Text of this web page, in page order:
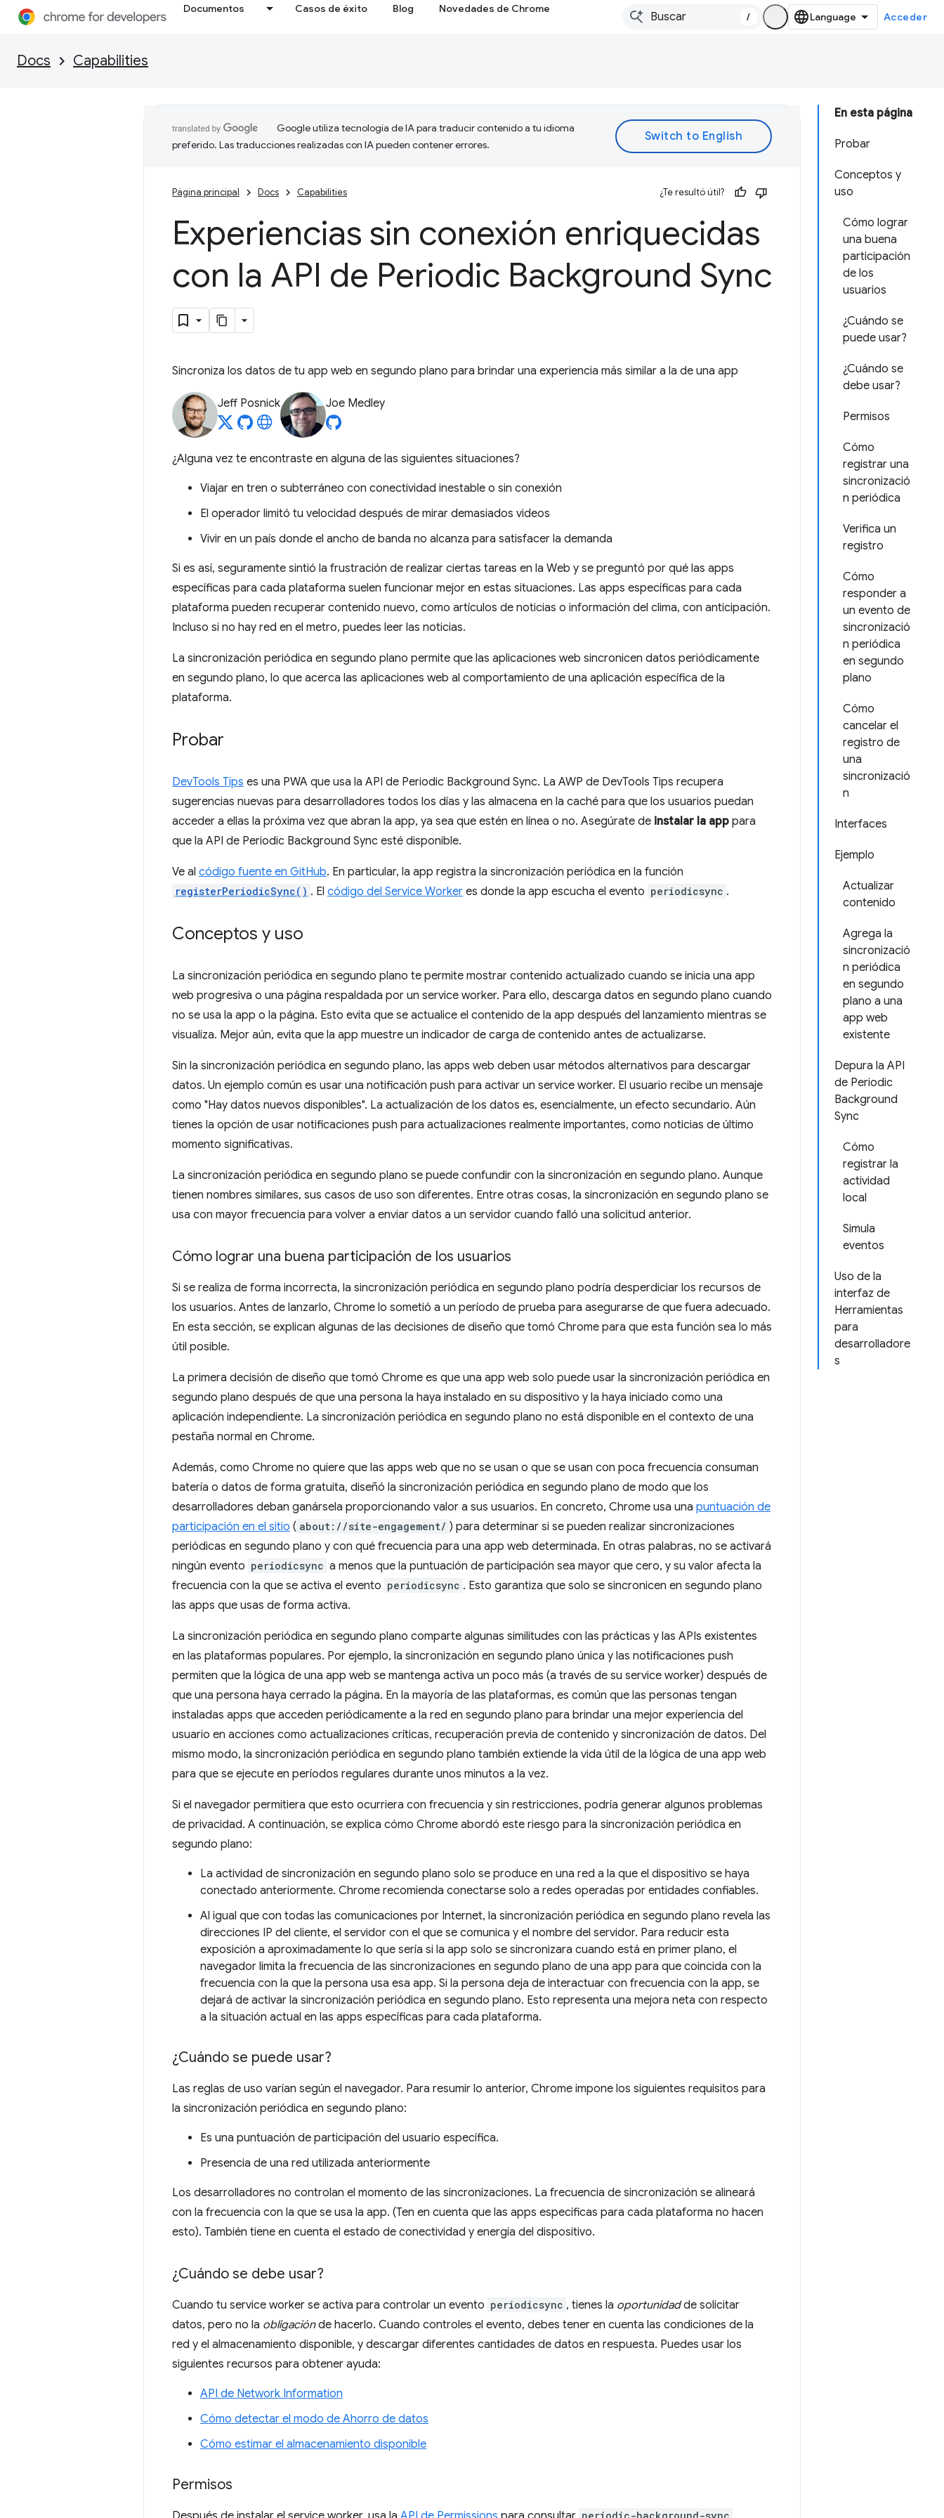
Documentos Casos de éxito Blog Novedades de Chrome
/ Acceder
Docs Capabilities
En esta página
Probar
Conceptos y
uso
Cómo lograr
una buena
participación
de los
usuarios
¿Cuándo se
puede usar?
¿Cuándo se
debe usar?
Permisos
Cómo
registrar una
sincronizació
n periódica
Verifica un
registro
Cómo
responder a
un evento de
sincronizació
n periódica
en segundo
plano
Cómo
cancelar el
registro de
una
sincronizació
n
Interfaces
Ejemplo
Actualizar
contenido
Agrega la
sincronizació
n periódica
en segundo
plano a una
app web
existente
Depura la API
de Periodic
Background
Sync
Cómo
registrar la
actividad
local
Simula
eventos
Uso de la
interfaz de
Herramientas
para
desarrolladore
s
Google utiliza tecnología de IA para traducir contenido a tu idioma
preferido. Las traducciones realizadas con IA pueden contener errores.
Página principal Docs Capabilities ¿Te resultó útil?
Experiencias sin conexión enriquecidas
con la API de Periodic Background Sync
Sincroniza los datos de tu app web en segundo plano para brindar una experiencia más similar a la de una app
Jeff Posnick Joe Medley
¿Alguna vez te encontraste en alguna de las siguientes situaciones?
Viajar en tren o subterráneo con conectividad inestable o sin conexión
El operador limitó tu velocidad después de mirar demasiados videos
Vivir en un país donde el ancho de banda no alcanza para satisfacer la demanda
Si es así, seguramente sintió la frustración de realizar ciertas tareas en la Web y se preguntó por qué las apps
específicas para cada plataforma suelen funcionar mejor en estas situaciones. Las apps específicas para cada
plataforma pueden recuperar contenido nuevo, como artículos de noticias o información del clima, con anticipación.
Incluso si no hay red en el metro, puedes leer las noticias.
La sincronización periódica en segundo plano permite que las aplicaciones web sincronicen datos periódicamente
en segundo plano, lo que acerca las aplicaciones web al comportamiento de una aplicación específica de la
plataforma.
Probar
DevTools Tips es una PWA que usa la API de Periodic Background Sync. La AWP de DevTools Tips recupera
sugerencias nuevas para desarrolladores todos los días y las almacena en la caché para que los usuarios puedan
acceder a ellas la próxima vez que abran la app, ya sea que estén en línea o no. Asegúrate de instalar la app para
que la API de Periodic Background Sync esté disponible.
Ve al código fuente en GitHub. En particular, la app registra la sincronización periódica en la función
registerPeriodicSync() . El código del Service Worker es donde la app escucha el evento periodicsync .
Conceptos y uso
La sincronización periódica en segundo plano te permite mostrar contenido actualizado cuando se inicia una app
web progresiva o una página respaldada por un service worker. Para ello, descarga datos en segundo plano cuando
no se usa la app o la página. Esto evita que se actualice el contenido de la app después del lanzamiento mientras se
visualiza. Mejor aún, evita que la app muestre un indicador de carga de contenido antes de actualizarse.
Sin la sincronización periódica en segundo plano, las apps web deben usar métodos alternativos para descargar
datos. Un ejemplo común es usar una notificación push para activar un service worker. El usuario recibe un mensaje
como "Hay datos nuevos disponibles". La actualización de los datos es, esencialmente, un efecto secundario. Aún
tienes la opción de usar notificaciones push para actualizaciones realmente importantes, como noticias de último
momento significativas.
La sincronización periódica en segundo plano se puede confundir con la sincronización en segundo plano. Aunque
tienen nombres similares, sus casos de uso son diferentes. Entre otras cosas, la sincronización en segundo plano se
usa con mayor frecuencia para volver a enviar datos a un servidor cuando falló una solicitud anterior.
Cómo lograr una buena participación de los usuarios
Si se realiza de forma incorrecta, la sincronización periódica en segundo plano podría desperdiciar los recursos de
los usuarios. Antes de lanzarlo, Chrome lo sometió a un período de prueba para asegurarse de que fuera adecuado.
En esta sección, se explican algunas de las decisiones de diseño que tomó Chrome para que esta función sea lo más
útil posible.
La primera decisión de diseño que tomó Chrome es que una app web solo puede usar la sincronización periódica en
segundo plano después de que una persona la haya instalado en su dispositivo y la haya iniciado como una
aplicación independiente. La sincronización periódica en segundo plano no está disponible en el contexto de una
pestaña normal en Chrome.
Además, como Chrome no quiere que las apps web que no se usan o que se usan con poca frecuencia consuman
batería o datos de forma gratuita, diseñó la sincronización periódica en segundo plano de modo que los
desarrolladores deban ganársela proporcionando valor a sus usuarios. En concreto, Chrome usa una puntuación de
participación en el sitio ( about://site-engagement/ ) para determinar si se pueden realizar sincronizaciones
periódicas en segundo plano y con qué frecuencia para una app web determinada. En otras palabras, no se activará
ningún evento periodicsync a menos que la puntuación de participación sea mayor que cero, y su valor afecta la
frecuencia con la que se activa el evento periodicsync . Esto garantiza que solo se sincronicen en segundo plano
las apps que usas de forma activa.
La sincronización periódica en segundo plano comparte algunas similitudes con las prácticas y las APIs existentes
en las plataformas populares. Por ejemplo, la sincronización en segundo plano única y las notificaciones push
permiten que la lógica de una app web se mantenga activa un poco más (a través de su service worker) después de
que una persona haya cerrado la página. En la mayoría de las plataformas, es común que las personas tengan
instaladas apps que acceden periódicamente a la red en segundo plano para brindar una mejor experiencia del
usuario en acciones como actualizaciones críticas, recuperación previa de contenido y sincronización de datos. Del
mismo modo, la sincronización periódica en segundo plano también extiende la vida útil de la lógica de una app web
para que se ejecute en períodos regulares durante unos minutos a la vez.
Si el navegador permitiera que esto ocurriera con frecuencia y sin restricciones, podría generar algunos problemas
de privacidad. A continuación, se explica cómo Chrome abordó este riesgo para la sincronización periódica en
segundo plano:
La actividad de sincronización en segundo plano solo se produce en una red a la que el dispositivo se haya
conectado anteriormente. Chrome recomienda conectarse solo a redes operadas por entidades confiables.
Al igual que con todas las comunicaciones por Internet, la sincronización periódica en segundo plano revela las
direcciones IP del cliente, el servidor con el que se comunica y el nombre del servidor. Para reducir esta
exposición a aproximadamente lo que sería si la app solo se sincronizara cuando está en primer plano, el
navegador limita la frecuencia de las sincronizaciones en segundo plano de una app para que coincida con la
frecuencia con la que la persona usa esa app. Si la persona deja de interactuar con frecuencia con la app, se
dejará de activar la sincronización periódica en segundo plano. Esto representa una mejora neta con respecto
a la situación actual en las apps específicas para cada plataforma.
¿Cuándo se puede usar?
Las reglas de uso varían según el navegador. Para resumir lo anterior, Chrome impone los siguientes requisitos para
la sincronización periódica en segundo plano:
Es una puntuación de participación del usuario específica.
Presencia de una red utilizada anteriormente
Los desarrolladores no controlan el momento de las sincronizaciones. La frecuencia de sincronización se alineará
con la frecuencia con la que se usa la app. (Ten en cuenta que las apps específicas para cada plataforma no hacen
esto). También tiene en cuenta el estado de conectividad y energía del dispositivo.
¿Cuándo se debe usar?
Cuando tu service worker se activa para controlar un evento periodicsync , tienes la oportunidadde solicitar
datos, pero no la obligaciónde hacerlo. Cuando controles el evento, debes tener en cuenta las condiciones de la
red y el almacenamiento disponible, y descargar diferentes cantidades de datos en respuesta. Puedes usar los
siguientes recursos para obtener ayuda:
API de Network Information
Cómo detectar el modo de Ahorro de datos
Cómo estimar el almacenamiento disponible
Permisos